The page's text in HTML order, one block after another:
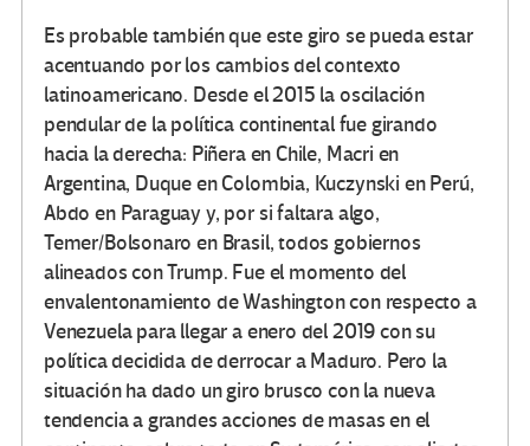
Es probable también que este giro se pueda estar
acentuando por los cambios del contexto
latinoamericano. Desde el 2015 la oscilación
pendular de la política continental fue girando
hacia la derecha: Piñera en Chile, Macri en
Argentina, Duque en Colombia, Kuczynski en Perú,
Abdo en Paraguay y, por si faltara algo,
Temer/Bolsonaro en Brasil, todos gobiernos
alineados con Trump. Fue el momento del
envalentonamiento de Washington con respecto a
Venezuela para llegar a enero del 2019 con su
política decidida de derrocar a Maduro. Pero la
situación ha dado un giro brusco con la nueva
tendencia a grandes acciones de masas en el